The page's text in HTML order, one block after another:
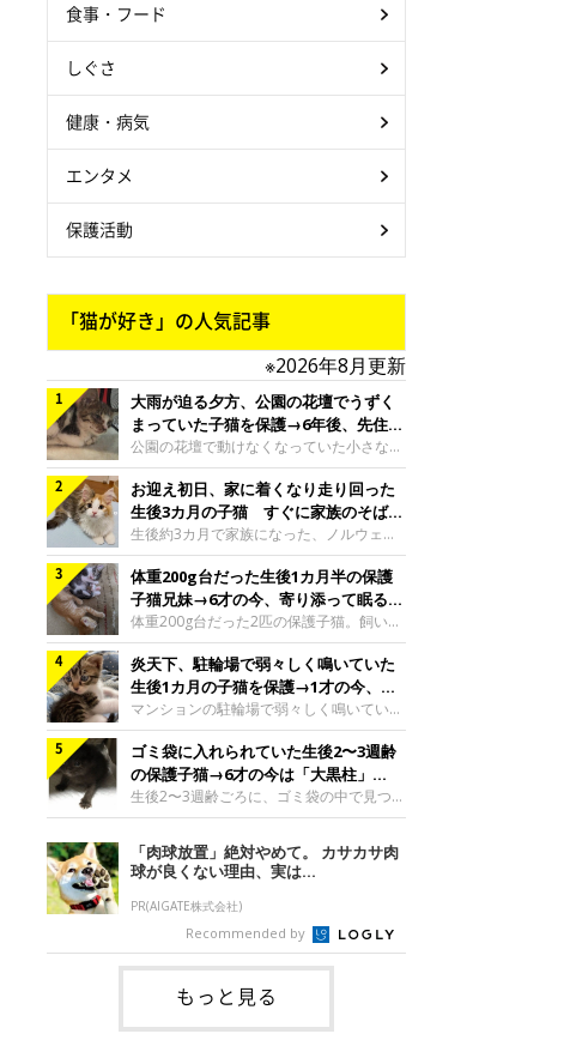
食事・フード
しぐさ
健康・病気
エンタメ
保護活動
「猫が好き」の人気記事
※2026年8月更新
大雨が迫る夕方、公園の花壇でうずく
まっていた子猫を保護→6年後、先住猫
と“姉妹”のような関係に
公園の花壇で動けなくなっていた小さな子
猫。家族に迎えられてから6年、先住猫と
の間には深い絆が育まれていました。保護
当時のティダちゃん。
@muumuu62197189紹介するのは、
X（旧Twitter）ユーザー
@muumuu62197189さんの愛猫・ティダ
ちゃん（取材時6才）の成長記録です。こ
ちらは、生後3カ月ごろのティダちゃん。
飼い主さんが出会ったのは、夜から大雨に
なると予報されていた日の夕方でした。花
壇で動けずにいた子猫保護したばかりのテ
ィダちゃん。@muumuu62197189飼い主
さんは、公園の
お迎え初日、家に着くなり走り回った
生後3カ月の子猫 すぐに家族のそばで
落ち着く姿に「迎えてよかった」
生後約3カ月で家族になった、ノルウェー
ジャンフォレストキャットの子猫。お迎え
翌日には、すでに家でくつろぐ様子を見せ
ていました。お迎え翌日、ベッドでうとう
とするむうちゃんお迎え翌日のむうちゃ
ん。@umimugi0304紹介するのは、
Instagramユーザー@umimugi0304さんの
愛猫・むうちゃん（撮影時、生後約3カ月
／ノルウェージャンフォレストキャッ
ト）。こちらは、お迎え翌日に撮影された
一枚。ゴハンをお腹いっぱい食べたむうち
ゃんは眠くなり、飼い主さん夫婦のベッド
でうとうとし始めたのだとか。飼い主さ
体重200g台だった生後1カ月半の保護
子猫兄妹→6才の今、寄り添って眠る姿
にほっこり！
体重200g台だった2匹の保護子猫。飼い主
さんの家族になってから6年、ともに成長
するなかで、2匹の関係にも少しずつ変化
が見られました。家族になったばかりの小
さな兄妹猫（写真上から）妹猫・てんちゃ
ん、兄猫・ラムくん。@ten_ramu紹介す
るのは、X（旧Twitter）ユーザー
@ten_ramuさんの愛猫・ラムくんとてん
ちゃん（ともに取材時6才）の成長記録で
す。この写真は、お迎えして間もない生後
グラム、てんちゃんは209グラムと、どち
らもとても小さな体でした。2匹
炎天下、駐輪場で弱々しく鳴いていた
生後1カ月の子猫を保護→1才の今、筋
肉質でツンデレなコに成長
マンションの駐輪場で弱々しく鳴いてい
た、生後1カ月ほどの子猫。家族に迎えら
れてから1年、体も行動も大きく成長しま
した。炎天下の駐輪場で鳴いていた小さな
子猫保護当時のモモちゃん。@Kingponzu
紹介するのは、X（旧Twitter）ユーザー
@Kingponzuさんの愛猫・モモちゃん（取
材時1才）の成長記録です。こちらは、モ
モちゃんが生後1カ月ごろに撮影された一
枚。飼い主さんの自宅マンションの駐輪場
で鳴いていたところを保護された当時の姿
です。子猫時代のモモちゃん。
@Kingponzuその日は気温が35℃を
ゴミ袋に入れられていた生後2〜3週齢
の保護子猫→6才の今は「大黒柱」
に！ 美しい黒猫に成長した姿にグッ
とくる
生後2〜3週齢ごろに、ゴミ袋の中で見つか
った小さな命。ミルクから育てられたその
子猫は今、家族に欠かせない存在へと成長
しました。ゴミ袋の中で見つかった、ミニ
モグラのような子猫よちよち歩きをしてい
たころの、生後2〜3週齢ごろのドンちゃ
ん。@doddou_1今回紹介するのは、
X（旧Twitter）ユーザー@doddou_1さん
の愛猫・ドンちゃん（取材時、推定6才／
本名：ドミトリー・ドンスコイ）。ドンち
ゃんは、保護猫でした。ドンちゃんが見つ
かったのは、飼い主さんの姉の勤め先の敷
「肉球放置」絶対やめて。 カサカサ肉
球が良くない理由、実は...
PR(AIGATE株式会社)
Recommended by
もっと見る